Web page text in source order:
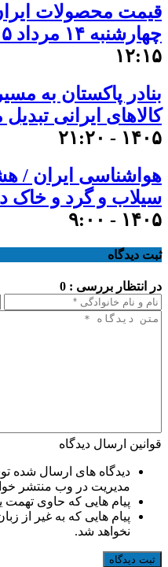
قیمت محصولات
چهارشنبه ۱۴ مرداد ۱۴۰۵
۱۲:۱۵
بنادر پاکستان به
کالاهای ایرانی
۱۴۰۵ - ۲۱:۲۰
هواشناسی ایران /
سیلاب و گرد و خاک
۱۴۰۵ - ۹:۰۰
ثبت دیدگاه
در انتظار بررسی : 0
قوانین ارسال دیدگاه
دیدگاه های ارسال شده
مدیریت در وب منتشر
پیام هایی که حاوی تهمت
پیام هایی که به غیر از
نخواهد شد.
ثبت دیدگاه